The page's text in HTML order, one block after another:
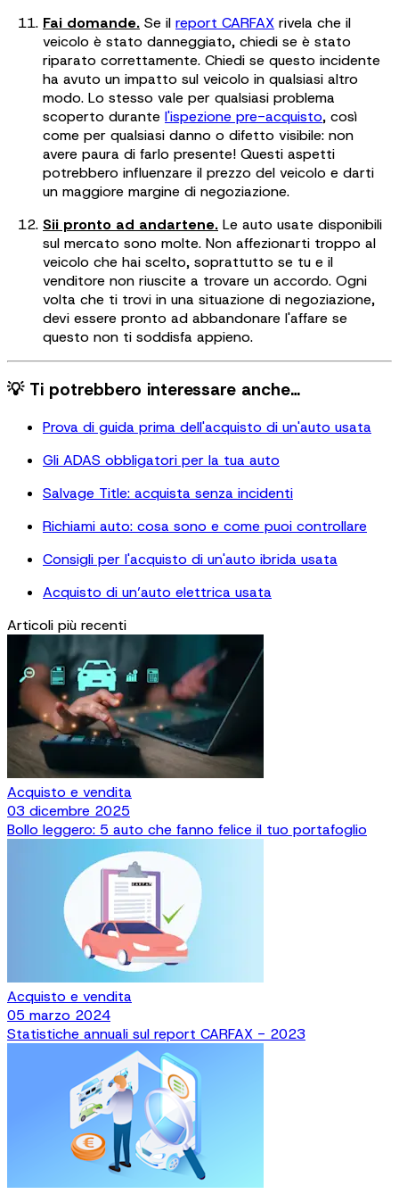
Fai domande. Se il report CARFAX rivela che il
veicolo è stato danneggiato, chiedi se è stato
riparato correttamente. Chiedi se questo incidente
ha avuto un impatto sul veicolo in qualsiasi altro
modo. Lo stesso vale per qualsiasi problema
scoperto durante l'ispezione pre-acquisto, così
come per qualsiasi danno o difetto visibile: non
avere paura di farlo presente! Questi aspetti
potrebbero influenzare il prezzo del veicolo e darti
un maggiore margine di negoziazione.
Sii pronto ad andartene. Le auto usate disponibili
sul mercato sono molte. Non affezionarti troppo al
veicolo che hai scelto, soprattutto se tu e il
venditore non riuscite a trovare un accordo. Ogni
volta che ti trovi in una situazione di negoziazione,
devi essere pronto ad abbandonare l'affare se
questo non ti soddisfa appieno.
💡 Ti potrebbero interessare anche…
Prova di guida prima dell'acquisto di un'auto usata
Gli ADAS obbligatori per la tua auto
Salvage Title: acquista senza incidenti
Richiami auto: cosa sono e come puoi controllare
Consigli per l'acquisto di un'auto ibrida usata
Acquisto di un’auto elettrica usata
Articoli più recenti
Acquisto e vendita
03 dicembre 2025
Bollo leggero: 5 auto che fanno felice il tuo portafoglio
Acquisto e vendita
05 marzo 2024
Statistiche annuali sul report CARFAX - 2023